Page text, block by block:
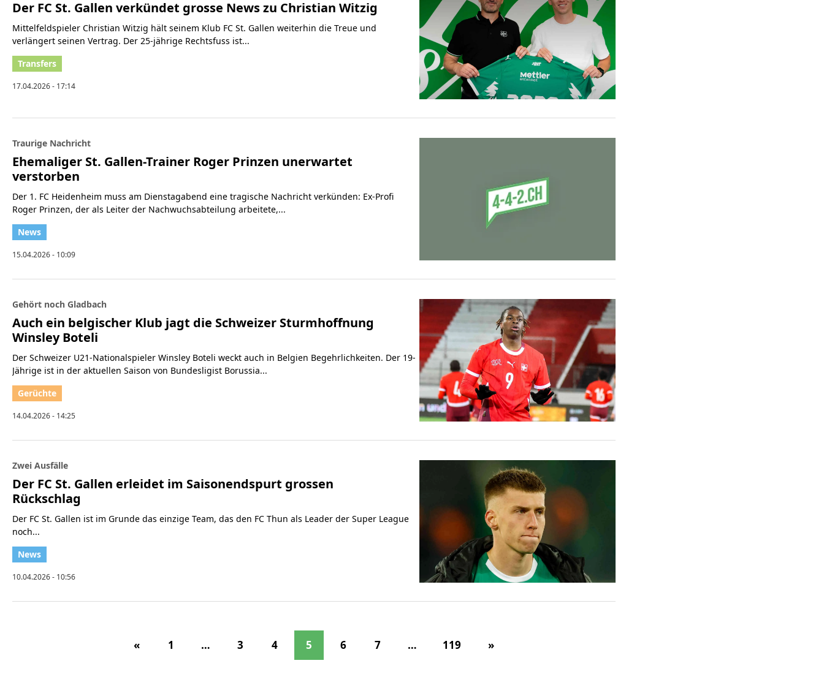
Der FC St. Gallen verkündet grosse News zu Christian Witzig
Mittelfeldspieler Christian Witzig hält seinem Klub FC St. Gallen weiterhin die Treue und
verlängert seinen Vertrag. Der 25-jährige Rechtsfuss ist...
17.04.2026 - 17:14
Traurige Nachricht
Ehemaliger St. Gallen-Trainer Roger Prinzen unerwartet
verstorben
Der 1. FC Heidenheim muss am Dienstagabend eine tragische Nachricht verkünden: Ex-Profi
Roger Prinzen, der als Leiter der Nachwuchsabteilung arbeitete,...
15.04.2026 - 10:09
Gehört noch Gladbach
Auch ein belgischer Klub jagt die Schweizer Sturmhoffnung
Winsley Boteli
Der Schweizer U21-Nationalspieler Winsley Boteli weckt auch in Belgien Begehrlichkeiten. Der 19-
Jährige ist in der aktuellen Saison von Bundesligist Borussia...
14.04.2026 - 14:25
Zwei Ausfälle
Der FC St. Gallen erleidet im Saisonendspurt grossen
Rückschlag
Der FC St. Gallen ist im Grunde das einzige Team, das den FC Thun als Leader der Super League
noch...
10.04.2026 - 10:56
« 1 … 3 4 5 6 7 … 119 »